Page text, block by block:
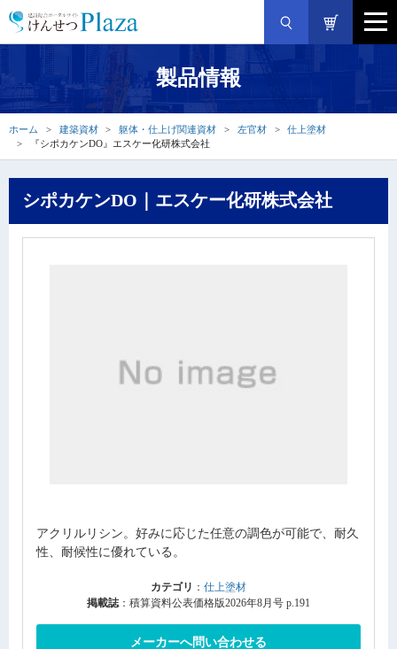
製品情報
ホーム 建築資材 躯体・仕上げ関連資材 左官材
仕上塗材
『シポカケンDO』エスケー化研株式会社
シポカケンDO｜エスケー化研株式会社
アクリルリシン。好みに応じた任意の調色が可能で、耐久
性、耐候性に優れている。
カテゴリ ： 仕上塗材
掲載誌 ：積算資料公表価格版2026年8月号 p.191
メーカーへ問い合わせる